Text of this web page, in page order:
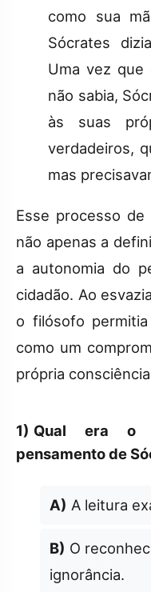
como sua
Sócrates
Uma vez que
não sabia,
às suas
verdadeiros,
mas
Esse processo
não apenas a
a autonomia do
cidadão. Ao
o filósofo
como um
própria
1) Qual era o
pensamento de
A) A leitura
B) O
ignorância.